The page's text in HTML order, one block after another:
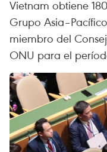
Vietnam obtiene
Grupo
miembro del
ONU para el